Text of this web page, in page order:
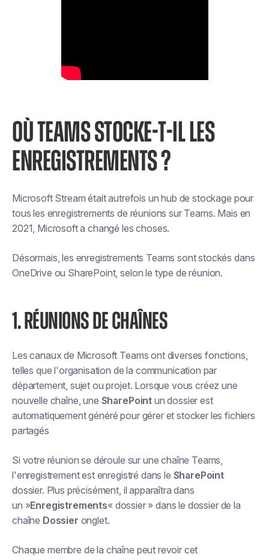
OÙ TEAMS STOCKE-T-IL LES
ENREGISTREMENTS ?
Microsoft Stream était autrefois un hub de stockage pour
tous les enregistrements de réunions sur Teams. Mais en
2021, Microsoft a changé les choses.
Désormais, les enregistrements Teams sont stockés dans
OneDrive ou SharePoint, selon le type de réunion.
1. RÉUNIONS DE CHAÎNES
Les canaux de Microsoft Teams ont diverses fonctions,
telles que l'organisation de la communication par
département, sujet ou projet. Lorsque vous créez une
nouvelle chaîne, une SharePoint un dossier est
automatiquement généré pour gérer et stocker les fichiers
partagés
Si votre réunion se déroule sur une chaîne Teams,
l'enregistrement est enregistré dans le SharePoint
dossier. Plus précisément, il apparaîtra dans
un »Enregistrements« dossier » dans le dossier de la
chaîne Dossier onglet.
Chaque membre de la chaîne peut revoir cet